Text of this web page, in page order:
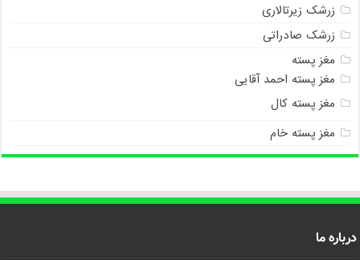
زرشک زیرتالاری
زرشک صادراتی
مغز پسته
مغز پسته احمد آقایی
مغز پسته کال
مغز پسته خام
درباره ما